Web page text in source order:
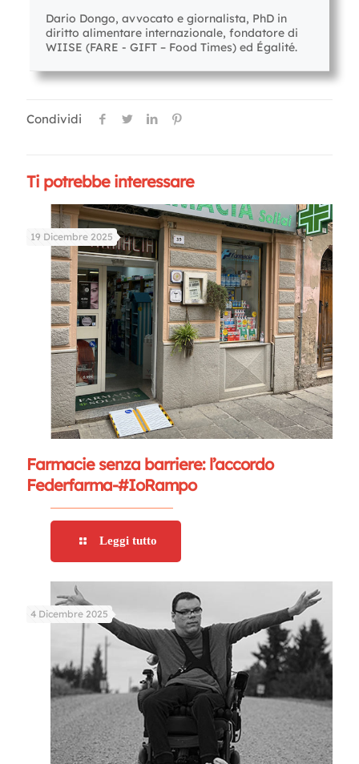
Dario Dongo, avvocato e giornalista, PhD in
diritto alimentare internazionale, fondatore di
WIISE (FARE - GIFT – Food Times) ed Égalité.
Condividi
Ti potrebbe interessare
19 Dicembre 2025
Farmacie senza barriere: l’accordo
Federfarma-#IoRampo
Leggi tutto
4 Dicembre 2025